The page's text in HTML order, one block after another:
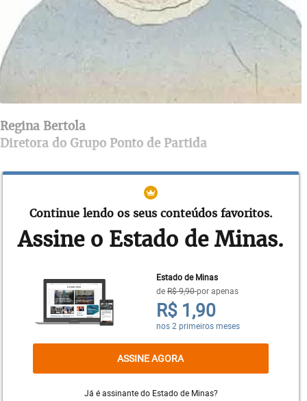
Regina Bertola
Diretora do Grupo Ponto de Partida
De repente as portas se abriram, para dentro.
Estávamos em casa, olhos atônitos, sem entender
bem o que se passava lá fora. Vai passar,
pensávamos! Mas não passou. O que passavam
eram os dias, todos com cara de quarta-feira.
Continue lendo os seus conteúdos favoritos.
Assine o Estado de Minas.
Estado de Minas
deR$ 9,90por apenas
R$ 1,90
nos 2 primeiros meses
ASSINE AGORA
Já é assinante do Estado de Minas?